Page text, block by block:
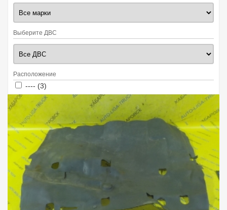
Выберите ДВС
Расположение
Apply ---- filter
---- (3)